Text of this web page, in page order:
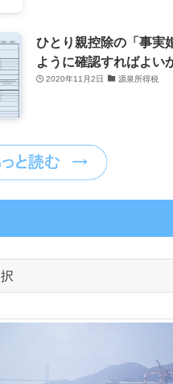
ひとり親控除の「事実
ように確認すればよい
2020年11月2日 源泉所得税